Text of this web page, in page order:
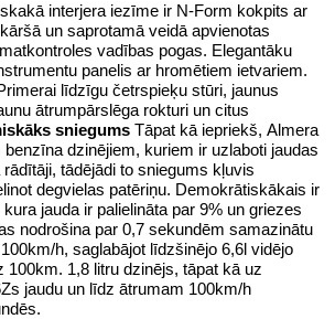
interjera iezīme ir N-Form kokpits ar
un saprotamā veidā apvienotas
vadības pogas. Elegantāku
panelis ar hromētiem ietvariem.
līdzīgu četrspieķu stūri, jaunus
ātrumpārslēga rokturi un citus
sniegums
dzinējiem, kuriem ir uzlaboti jaudas
tādējādi to sniegums kļuvis
degvielas patēriņu. Demokrātiskākais ir
jauda ir palielināta par 9% un griezes
nodrošina par 0,7 sekundēm samazinātu
h, saglabājot līdzšinējo 6,6l vidējo
100km. 1,8 litru dzinējs, tāpat kā uz
jaudu un līdz ātrumam 100km/h